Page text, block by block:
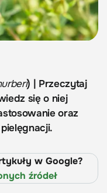
) | Przeczytaj
się o niej
oraz
w Google?
źródeł